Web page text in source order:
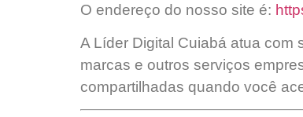
O endereço do nosso site é:
A Líder Digital Cuiabá atua com
marcas e outros serviços
compartilhadas quando você